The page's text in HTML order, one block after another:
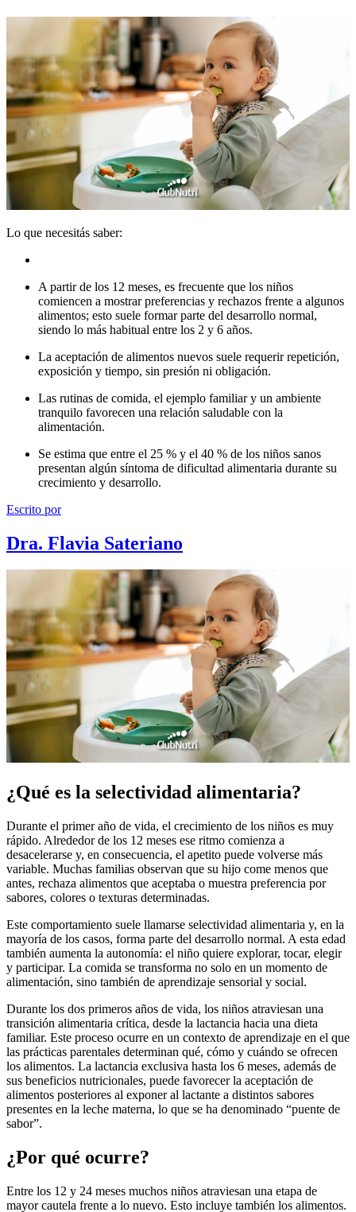
Lo que necesitás saber:
A partir de los 12 meses, es frecuente que los niños
comiencen a mostrar preferencias y rechazos frente a algunos
alimentos; esto suele formar parte del desarrollo normal,
siendo lo más habitual entre los 2 y 6 años.
La aceptación de alimentos nuevos suele requerir repetición,
exposición y tiempo, sin presión ni obligación.
Las rutinas de comida, el ejemplo familiar y un ambiente
tranquilo favorecen una relación saludable con la
alimentación.
Se estima que entre el 25 % y el 40 % de los niños sanos
presentan algún síntoma de dificultad alimentaria durante su
crecimiento y desarrollo.
Escrito por
Dra. Flavia Sateriano
¿Qué es la selectividad alimentaria?
Durante el primer año de vida, el crecimiento de los niños es muy
rápido. Alrededor de los 12 meses ese ritmo comienza a
desacelerarse y, en consecuencia, el apetito puede volverse más
variable. Muchas familias observan que su hijo come menos que
antes, rechaza alimentos que aceptaba o muestra preferencia por
sabores, colores o texturas determinadas.
Este comportamiento suele llamarse selectividad alimentaria y, en la
mayoría de los casos, forma parte del desarrollo normal. A esta edad
también aumenta la autonomía: el niño quiere explorar, tocar, elegir
y participar. La comida se transforma no solo en un momento de
alimentación, sino también de aprendizaje sensorial y social.
Durante los dos primeros años de vida, los niños atraviesan una
transición alimentaria crítica, desde la lactancia hacia una dieta
familiar. Este proceso ocurre en un contexto de aprendizaje en el que
las prácticas parentales determinan qué, cómo y cuándo se ofrecen
los alimentos. La lactancia exclusiva hasta los 6 meses, además de
sus beneficios nutricionales, puede favorecer la aceptación de
alimentos posteriores al exponer al lactante a distintos sabores
presentes en la leche materna, lo que se ha denominado “puente de
sabor”.
¿Por qué ocurre?
Entre los 12 y 24 meses muchos niños atraviesan una etapa de
mayor cautela frente a lo nuevo. Esto incluye también los alimentos.